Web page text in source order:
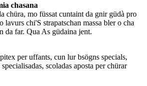
chasana
chüra, mo füssat cuntaint da gnir güdà pro
lavurs chi'S strapatschan massa bler o cha
da far. Qua As güdaina jent.
per uffants, cun lur bsögns specials,
scoladas aposta per chürar